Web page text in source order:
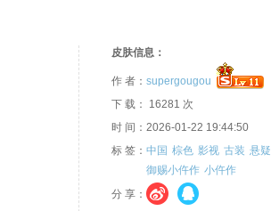
皮肤信息：
作 者： supergougou
下 载： 16281 次
时 间：2026-01-22 19:44:50
标 签： 中国 棕色 影视 古装 悬疑
御赐小仵作 小仵作
分 享：